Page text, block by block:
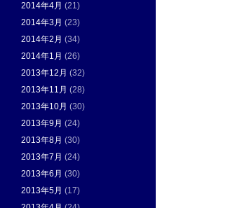
2014年4月 (21)
2014年3月 (23)
2014年2月 (34)
2014年1月 (26)
2013年12月 (32)
2013年11月 (28)
2013年10月 (30)
2013年9月 (24)
2013年8月 (30)
2013年7月 (24)
2013年6月 (30)
2013年5月 (17)